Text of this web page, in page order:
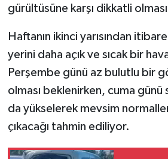
gürültüsüne karşı dikkatli
Haftanın ikinci yarısından
yerini daha açık ve sıcak bir
Perşembe günü az bulutlu bir
olması beklenirken, cuma günü
da yükselerek mevsim
çıkacağı tahmin ediliyor.